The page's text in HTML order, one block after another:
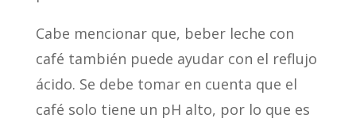
Cabe mencionar que, beber leche con
café también puede ayudar con el reflujo
ácido. Se debe tomar en cuenta que el
café solo tiene un pH alto, por lo que es